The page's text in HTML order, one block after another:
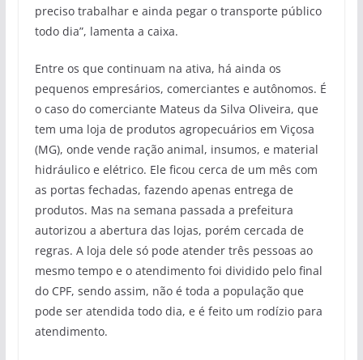
preciso trabalhar e ainda pegar o transporte público
todo dia”, lamenta a caixa.
Entre os que continuam na ativa, há ainda os
pequenos empresários, comerciantes e autônomos. É
o caso do comerciante Mateus da Silva Oliveira, que
tem uma loja de produtos agropecuários em Viçosa
(MG), onde vende ração animal, insumos, e material
hidráulico e elétrico. Ele ficou cerca de um mês com
as portas fechadas, fazendo apenas entrega de
produtos. Mas na semana passada a prefeitura
autorizou a abertura das lojas, porém cercada de
regras. A loja dele só pode atender três pessoas ao
mesmo tempo e o atendimento foi dividido pelo final
do CPF, sendo assim, não é toda a população que
pode ser atendida todo dia, e é feito um rodízio para
atendimento.